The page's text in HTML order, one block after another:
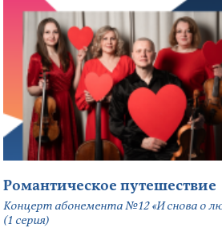
Романтическое путешествие
Концерт абонемента №12 «И снова о
(1 серия)